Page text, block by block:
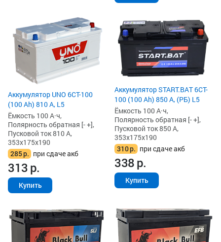
Аккумулятор UNO 6CT-100
(100 Ah) 810 А, L5
Ёмкость 100 А·ч,
Полярность обратная [- +],
Пусковой ток 810 А,
353x175x190
285р. при сдаче акб
313р.
Купить
Аккумулятор START.BAT 6CT-
100 (100 Ah) 850 А, (РБ) L5
Ёмкость 100 А·ч,
Полярность обратная [- +],
Пусковой ток 850 А,
353x175x190
310р. при сдаче акб
338р.
Купить